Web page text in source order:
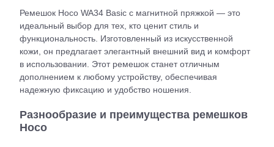
Ремешок Hoco WA34 Basic с магнитной пряжкой — это
идеальный выбор для тех, кто ценит стиль и
функциональность. Изготовленный из искусственной
кожи, он предлагает элегантный внешний вид и комфорт
в использовании. Этот ремешок станет отличным
дополнением к любому устройству, обеспечивая
надежную фиксацию и удобство ношения.
Разнообразие и преимущества ремешков
Hoco